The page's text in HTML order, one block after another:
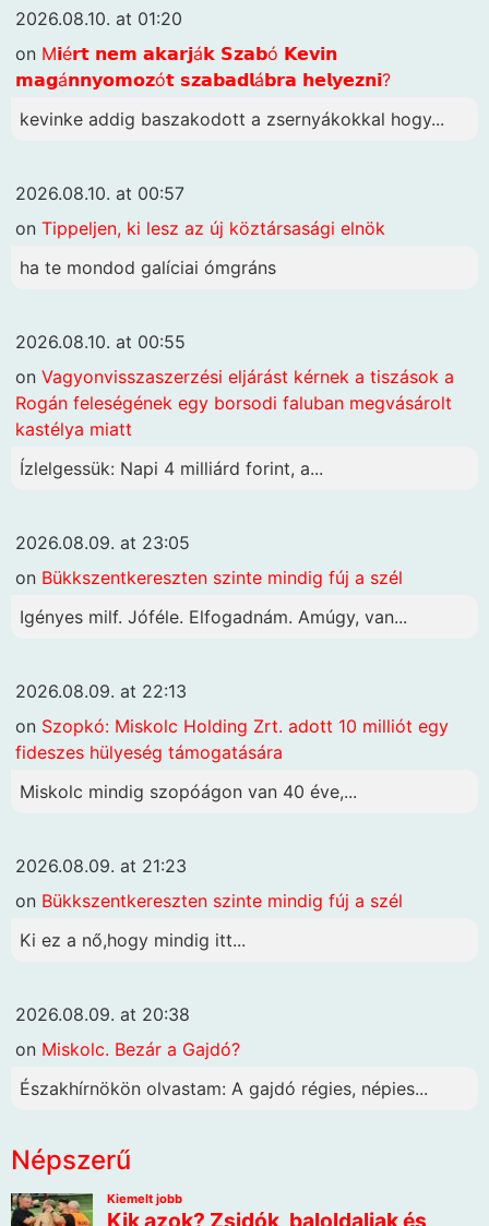
2026.08.10. at 01:20
on M𝗶é𝗿𝘁 𝗻𝗲𝗺 𝗮𝗸𝗮𝗿𝗷á𝗸 𝗦𝘇𝗮𝗯ó 𝗞𝗲𝘃𝗶𝗻
𝗺𝗮𝗴á𝗻𝗻𝘆𝗼𝗺𝗼𝘇ó𝘁 𝘀𝘇𝗮𝗯𝗮𝗱𝗹á𝗯𝗿𝗮 𝗵𝗲𝗹𝘆𝗲𝘇𝗻𝗶?
kevinke addig baszakodott a zsernyákokkal hogy...
2026.08.10. at 00:57
on Tippeljen, ki lesz az új köztársasági elnök
ha te mondod galíciai ómgráns
2026.08.10. at 00:55
on Vagyonvisszaszerzési eljárást kérnek a tiszások a
Rogán feleségének egy borsodi faluban megvásárolt
kastélya miatt
Ízlelgessük: Napi 4 milliárd forint, a...
2026.08.09. at 23:05
on Bükkszentkereszten szinte mindig fúj a szél
Igényes milf. Jóféle. Elfogadnám. Amúgy, van...
2026.08.09. at 22:13
on Szopkó: Miskolc Holding Zrt. adott 10 milliót egy
fideszes hülyeség támogatására
Miskolc mindig szopóágon van 40 éve,...
2026.08.09. at 21:23
on Bükkszentkereszten szinte mindig fúj a szél
Ki ez a nő,hogy mindig itt...
2026.08.09. at 20:38
on Miskolc. Bezár a Gajdó?
Északhírnökön olvastam: A gajdó régies, népies...
Népszerű